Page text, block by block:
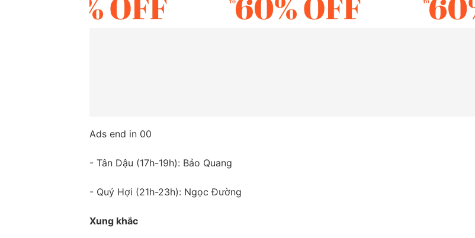
Ads end in 00
- Tân Dậu (17h-19h): Bảo Quang
- Quý Hợi (21h-23h): Ngọc Đường
Xung khắc